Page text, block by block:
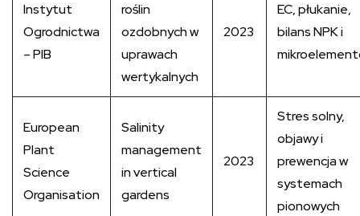
Instytut
Ogrodnictwa
– PIB
roślin
ozdobnych w
uprawach
wertykalnych
2023
EC, płukanie,
bilans NPK i
European
Plant
Science
Organisation
Salinity
management
in vertical
gardens
2023
Stres solny,
objawy i
prewencja w
systemach
pionowych